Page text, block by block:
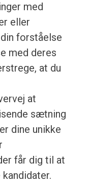
med
eller
forståelse
med deres
at du
at
sætning
dine unikke
får dig til at